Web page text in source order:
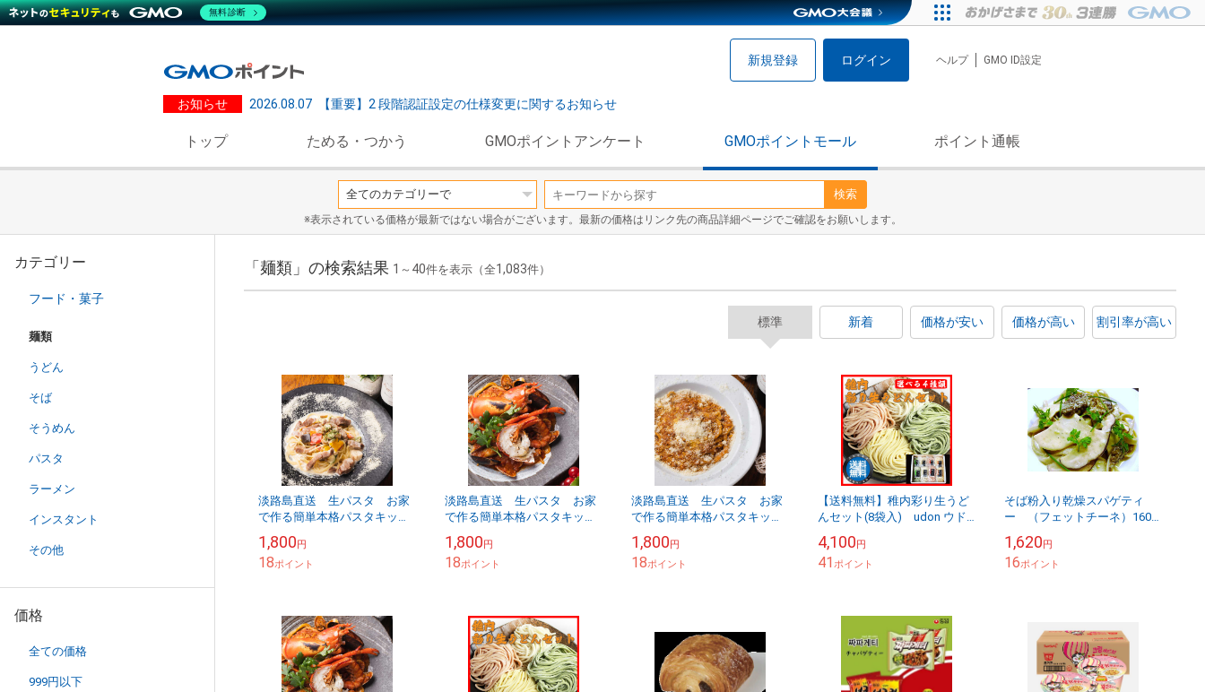
新規登録 ログイン ヘルプ GMO ID設定
お知らせ 2026.08.07 【重要】2 段階認証設定の仕様変更に関するお知らせ
トップ ためる・つかう GMOポイントアンケート GMOポイントモール ポイント通帳
検索
※表示されている価格が最新ではない場合がございます。最新の価格はリンク先の商品詳細ページでご確認をお願いします。
カテゴリー
フード・菓子
麺類
うどん
そば
そうめん
パスタ
ラーメン
インスタント
その他
価格
全ての価格
999円以下
「麺類」の検索結果 1 ～ 40件を表示（全1,083件）
標準 新着 価格が安い 価格が高い 割引率が高い
淡路島直送 生パスタ お家
で作る簡単本格パスタキット
ニ茸のクリームソース
1,800円
18ポイント
淡路島直送 生パスタ お家
で作る簡単本格パスタキット
のペスカトーレ
1,800円
18ポイント
淡路島直送 生パスタ お家
で作る簡単本格パスタキット
製ボロネーゼ
1,800円
18ポイント
【送料無料】稚内彩り生うど
んセット(8袋入) udon ウド
4,100円
41ポイント
そば粉入り乾燥スパゲティ
ー （フェットチーネ）160
1,620円
16ポイント
無料診断